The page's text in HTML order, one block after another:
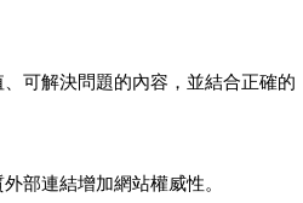
、可解決問題的內容，並結合正確的
外部連結增加網站權威性。